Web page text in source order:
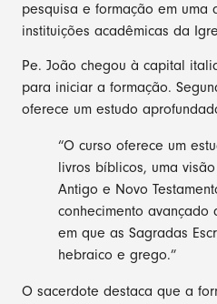
pesquisa e formação em uma
instituições acadêmicas da
Pe. João chegou à capital
para iniciar a formação.
oferece um estudo
“O curso oferece um
livros bíblicos, uma
Antigo e Novo
conhecimento avançado
em que as Sagradas
hebraico e grego.”
O sacerdote destaca que a